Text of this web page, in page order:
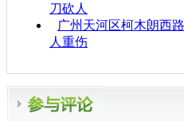
刀砍人
广州天河区柯木朗西
人重伤